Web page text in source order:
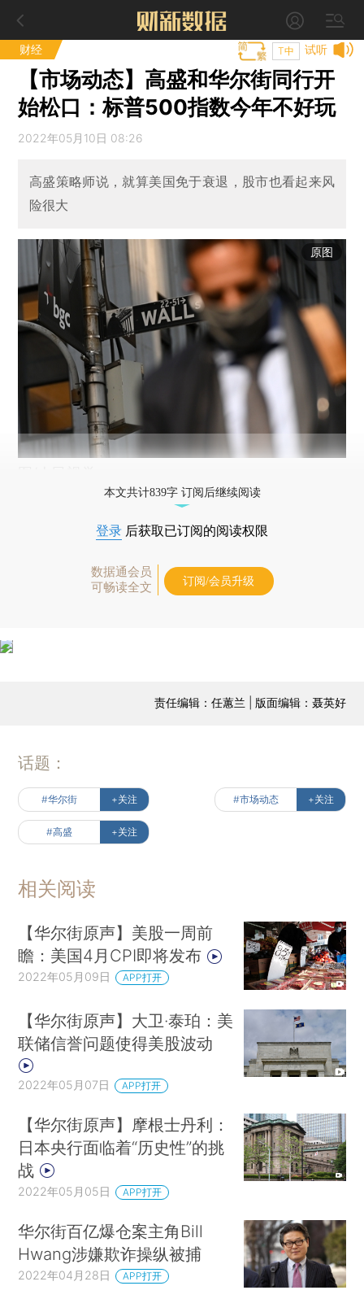
财经 试听
T中
【市场动态】高盛和华尔街同行开
始松口：标普500指数今年不好玩
2022年05月10日 08:26
高盛策略师说，就算美国免于衰退，股市也看起来风
险很大
原图
本文共计839字 订阅后继续阅读
登录 后获取已订阅的阅读权限
数据通会员
可畅读全文
订阅/会员升级
责任编辑：任蕙兰 | 版面编辑：聂英好
话题：
#华尔街 +关注 #市场动态 +关注
#高盛 +关注
相关阅读
【华尔街原声】美股一周前
瞻：美国4月CPI即将发布
2022年05月09日 APP打开
【华尔街原声】大卫·泰珀：美
联储信誉问题使得美股波动
2022年05月07日 APP打开
【华尔街原声】摩根士丹利：
日本央行面临着“历史性”的挑
战
2022年05月05日 APP打开
华尔街百亿爆仓案主角Bill
Hwang涉嫌欺诈操纵被捕
2022年04月28日 APP打开